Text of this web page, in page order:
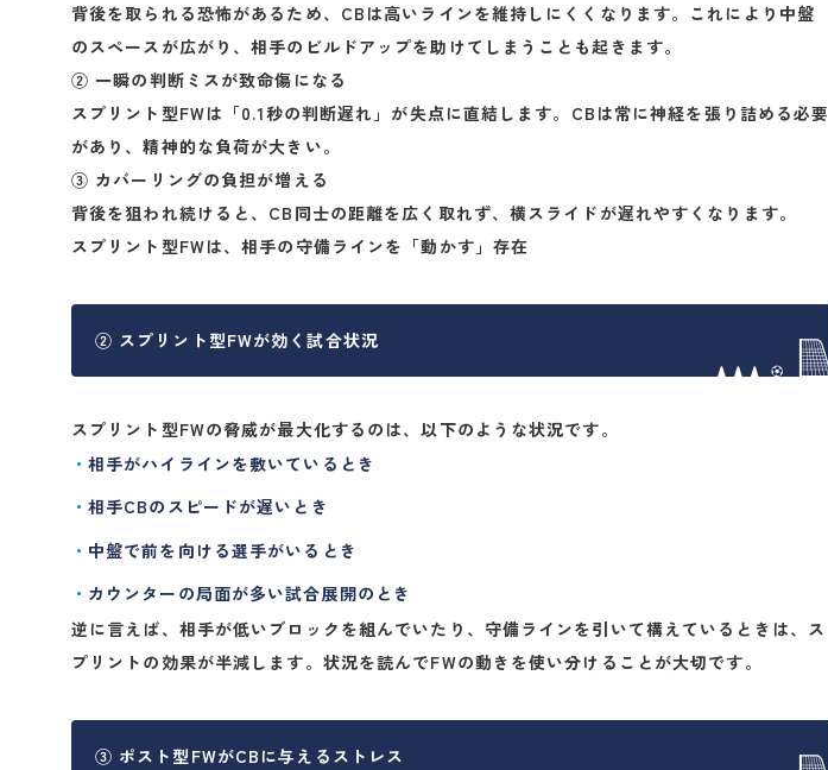
背後を取られる恐怖があるため、CBは高いラインを維持しにくくなります。これにより中盤
のスペースが広がり、相手のビルドアップを助けてしまうことも起きます。
② 一瞬の判断ミスが致命傷になる
スプリント型FWは「0.1秒の判断遅れ」が失点に直結します。CBは常に神経を張り詰める必要
があり、精神的な負荷が大きい。
③ カバーリングの負担が増える
背後を狙われ続けると、CB同士の距離を広く取れず、横スライドが遅れやすくなります。
スプリント型FWは、相手の守備ラインを 「動かす」 存在
② スプリント型FWが効く試合状況
スプリント型FWの脅威が最大化するのは、以下のような状況です。
相手がハイラインを敷いているとき
相手CBのスピードが遅いとき
中盤で前を向ける選手がいるとき
カウンターの局面が多い試合展開のとき
逆に言えば、相手が低いブロックを組んでいたり、守備ラインを引いて構えているときは、ス
プリントの効果が半減します。 状況を読んでFWの動きを使い分けることが大切です。
③ ポスト型FWがCBに与えるストレス